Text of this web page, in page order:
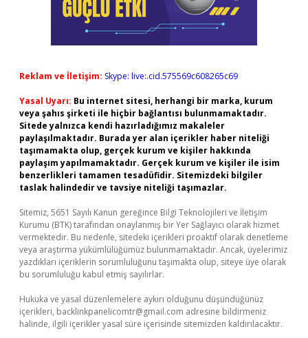
Reklam ve İletişim: Skype: live:.cid.575569c608265c69
Yasal Uyarı: Bu internet sitesi, herhangi bir marka, kurum
veya şahıs şirketi ile hiçbir bağlantısı bulunmamaktadır.
Sitede yalnızca kendi hazırladığımız makaleler
paylaşılmaktadır. Burada yer alan içerikler haber niteliği
taşımamakta olup, gerçek kurum ve kişiler hakkında
paylaşım yapılmamaktadır. Gerçek kurum ve kişiler ile isim
benzerlikleri tamamen tesadüfidir. Sitemizdeki bilgiler
taslak halindedir ve tavsiye niteliği taşımazlar.
Sitemiz, 5651 Sayılı Kanun gereğince Bilgi Teknolojileri ve İletişim
Kurumu (BTK) tarafından onaylanmış bir Yer Sağlayıcı olarak hizmet
vermektedir. Bu nedenle, sitedeki içerikleri proaktif olarak denetleme
veya araştırma yükümlülüğümüz bulunmamaktadır. Ancak, üyelerimiz
yazdıkları içeriklerin sorumluluğunu taşımakta olup, siteye üye olarak
bu sorumluluğu kabul etmiş sayılırlar.
Hukuka ve yasal düzenlemelere aykırı olduğunu düşündüğünüz
içerikleri, backlinkpanelicomtr@gmail.com adresine bildirmeniz
halinde, ilgili içerikler yasal süre içerisinde sitemizden kaldırılacaktır.